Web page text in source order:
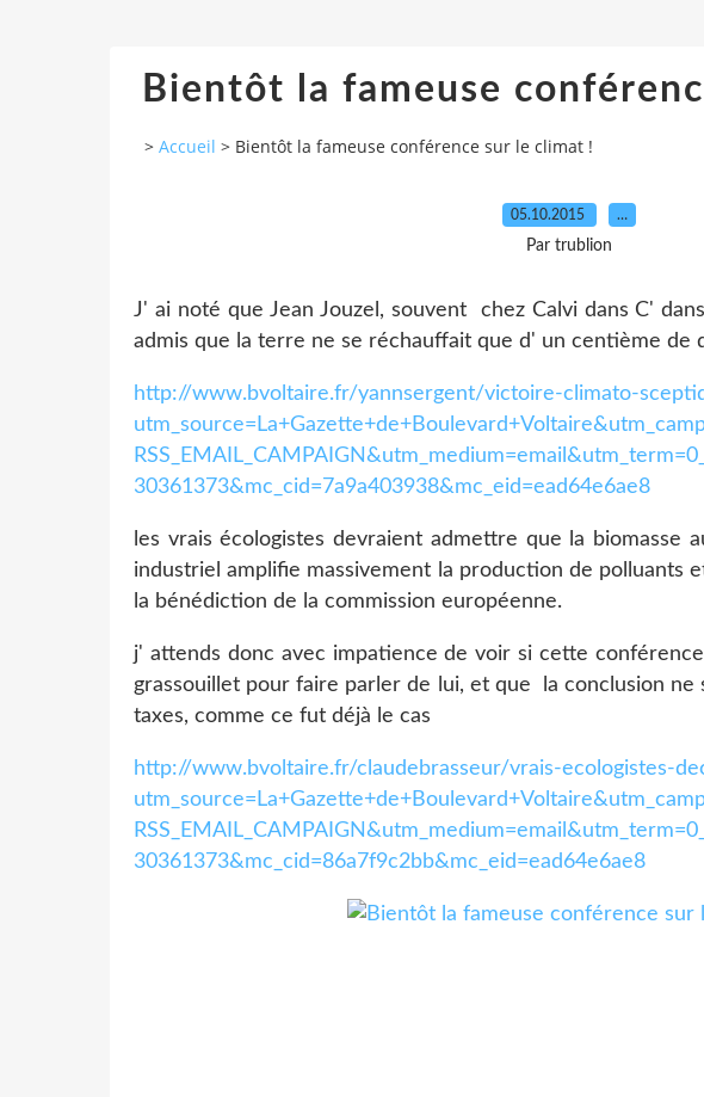
Bientôt la fameuse
> Accueil > Bientôt la fameuse conférence sur le climat !
05.10.2015 …
Par trublion
J' ai noté que Jean Jouzel, souvent chez Calvi dans C'
admis que la terre ne se réchauffait que d' un centième de
http://www.bvoltaire.fr/yannsergent/victoire-climato-
30361373&mc_cid=7a9a403938&mc_eid=ead64e6ae8
les vrais écologistes devraient admettre que la biomasse
industriel amplifie massivement la production de polluants
la bénédiction de la commission européenne.
j' attends donc avec impatience de voir si cette
grassouillet pour faire parler de lui, et que la conclusion ne
taxes, comme ce fut déjà le cas
http://www.bvoltaire.fr/claudebrasseur/vrais-ecologistes-
30361373&mc_cid=86a7f9c2bb&mc_eid=ead64e6ae8